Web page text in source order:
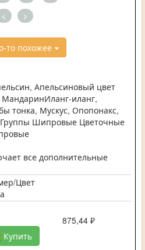
< >
то похожее
Апельсиновый цвет
иланг,
тонка, Мускус, Опопонакс,
Шипровые Цветочные
все дополнительные
Цвет
875,44 ₽
Купить